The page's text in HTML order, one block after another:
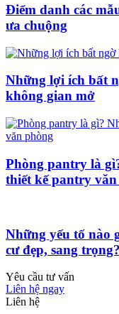
Điểm danh các
ưa chuộng
Những lợi ích bất
không gian mở
Phòng pantry là
thiết kế pantry
Những yếu tố nào
cư đẹp, sang trọng?
Yêu cầu tư vấn
Liên hệ ngay
Liên hệ